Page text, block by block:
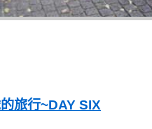
的旅行~DAY SIX